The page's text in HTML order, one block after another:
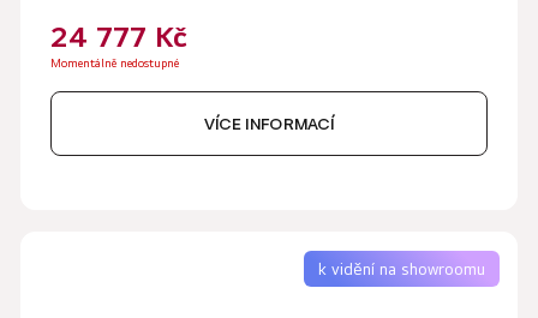
5
hvězdiček.
24 777 Kč
Momentálně nedostupné
VÍCE INFORMACÍ
k vidění na showroomu